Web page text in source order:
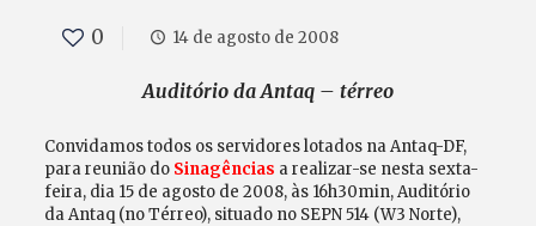
0 14 de agosto de 2008
Auditório da Antaq – térreo
Convidamos todos os servidores lotados na Antaq-DF,
para reunião do Sinagências a realizar-se nesta sexta-
feira, dia 15 de agosto de 2008, às 16h30min, Auditório
da Antaq (no Térreo), situado no SEPN 514 (W3 Norte),